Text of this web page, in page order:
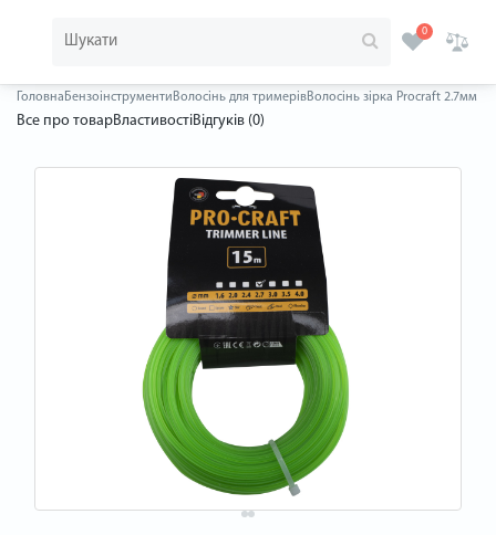
0
Головна Бензоінструменти Волосінь для тримерівВолосінь зірка Procraft 2.7мм
Все про товарВластивостіВідгуків (0)